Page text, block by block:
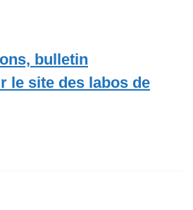
bulletin
le site des labos de